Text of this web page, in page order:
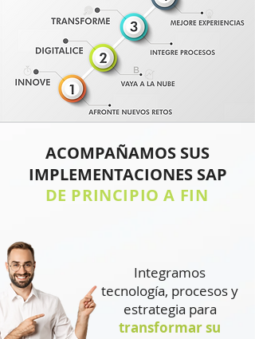
ACOMPAÑAMOS SUS
IMPLEMENTACIONES SAP
DE PRINCIPIO A FIN
Integramos
tecnología, procesos y
estrategia para
transformar su